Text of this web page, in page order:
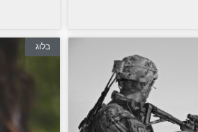
בלוג